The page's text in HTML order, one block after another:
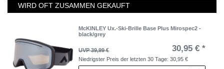
WIRD OFT ZUSAMMEN GEKAUFT
McKINLEY Ux.-Ski-Brille Base Plus Mirospec2 -
black/grey
UVP 39,99 € 30,95 € *
Niedrigster Preis der letzten 30 Tage:30,95 €